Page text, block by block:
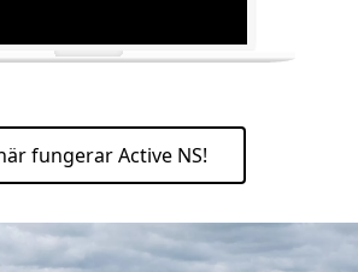
fungerar Active NS!